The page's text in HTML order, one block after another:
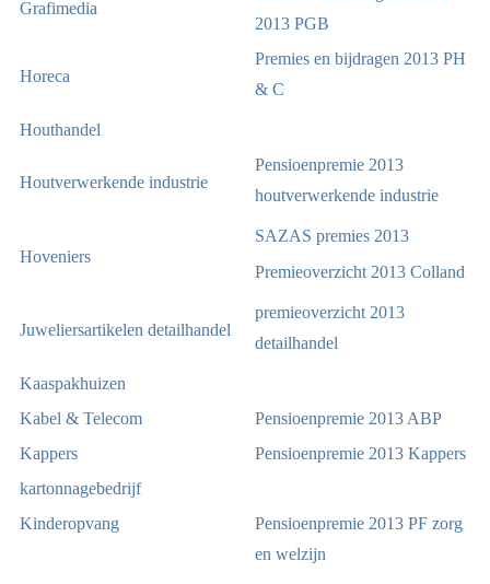
Grafimedia
2013 PGB
Horeca
Premies en bijdragen 2013 PH
& C
Houthandel
Houtverwerkende industrie
Pensioenpremie 2013
houtverwerkende industrie
Hoveniers
SAZAS premies 2013
Premieoverzicht 2013 Colland
Juweliersartikelen detailhandel
premieoverzicht 2013
detailhandel
Kaaspakhuizen
Kabel & Telecom
Pensioenpremie 2013 ABP
Kappers
Pensioenpremie 2013 Kappers
kartonnagebedrijf
Kinderopvang
Pensioenpremie 2013 PF zorg
en welzijn